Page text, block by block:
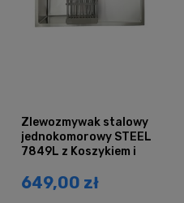
Zlewozmywak stalowy
jednokomorowy STEEL
7849L z Koszykiem i
649,00 zł